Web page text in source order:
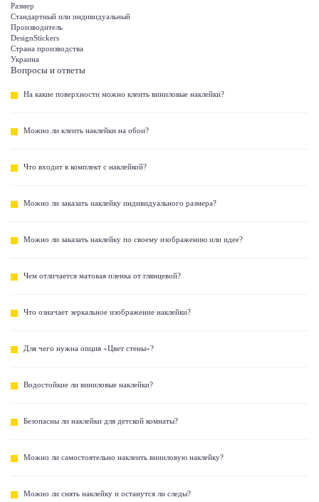
Размер
Стандартный или индивидуальный
Производитель
DesignStickers
Страна производства
Украина
Вопросы и ответы
На какие поверхности можно клеить виниловые наклейки?
Можно ли клеить наклейки на обои?
Что входит в комплект с наклейкой?
Можно ли заказать наклейку индивидуального размера?
Можно ли заказать наклейку по своему изображению или идее?
Чем отличается матовая пленка от глянцевой?
Что означает зеркальное изображение наклейки?
Для чего нужна опция «Цвет стены»?
Водостойкие ли виниловые наклейки?
Безопасны ли наклейки для детской комнаты?
Можно ли самостоятельно наклеить виниловую наклейку?
Можно ли снять наклейку и останутся ли следы?